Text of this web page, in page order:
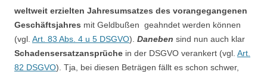
weltweit erzielten Jahresumsatzes des vorangegangenen
Geschäftsjahres mit Geldbußen geahndet werden können
(vgl. Art. 83 Abs. 4 u 5 DSGVO). Daneben sind nun auch klar
Schadensersatzansprüche in der DSGVO verankert (vgl. Art.
82 DSGVO). Tja, bei diesen Beträgen fällt es schon schwer,